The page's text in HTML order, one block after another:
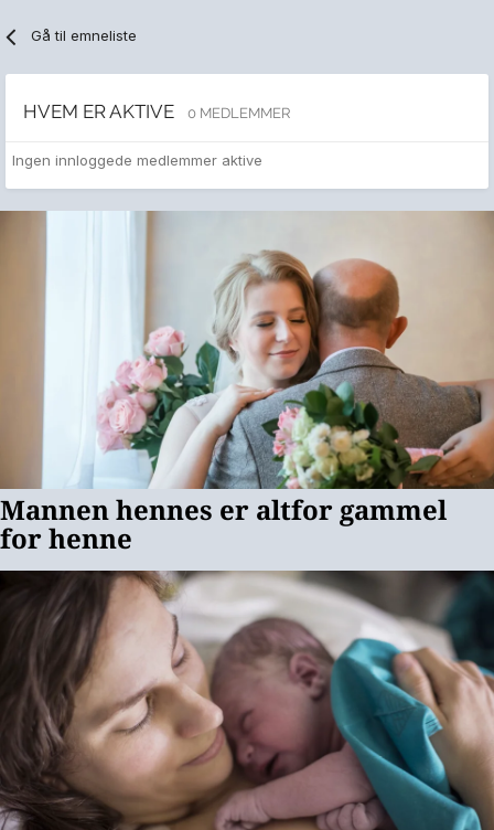
Gå til emneliste
HVEM ER AKTIVE 0 MEDLEMMER
Ingen innloggede medlemmer aktive